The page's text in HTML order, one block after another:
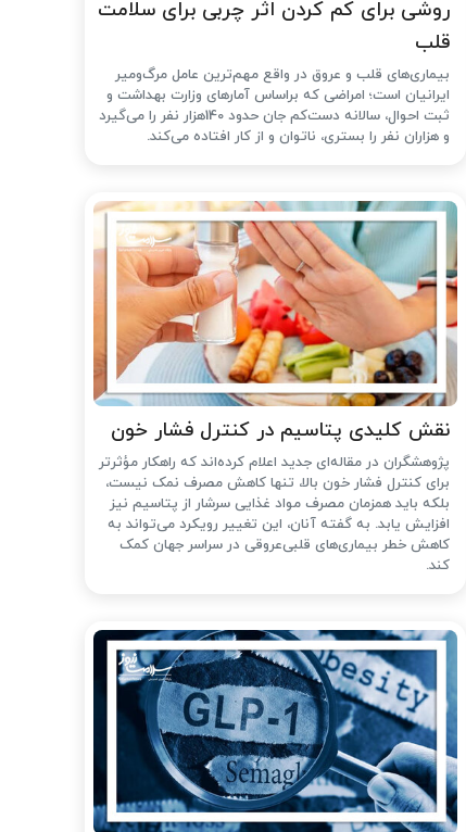
روشی برای کم کردن اثر چربی برای سلامت
قلب
بیماری‌های قلب و عروق در واقع مهم‌ترین عامل مرگ‌ومیر
ایرانیان است؛ امراضی که براساس آمارهای وزارت بهداشت و
ثبت احوال، سالانه دست‌کم جان حدود 140هزار نفر را می‌گیرد
و هزاران نفر را بستری، ناتوان و از کار افتاده می‌کند.
نقش کلیدی پتاسیم در کنترل فشار خون
پژوهشگران در مقاله‌ای جدید اعلام کرده‌اند که راهکار مؤثرتر
برای کنترل فشار خون بالا، تنها کاهش مصرف نمک نیست،
بلکه باید همزمان مصرف مواد غذایی سرشار از پتاسیم نیز
افزایش یابد. به گفته آنان، این تغییر رویکرد می‌تواند به
کاهش خطر بیماری‌های قلبی‌عروقی در سراسر جهان کمک
کند.